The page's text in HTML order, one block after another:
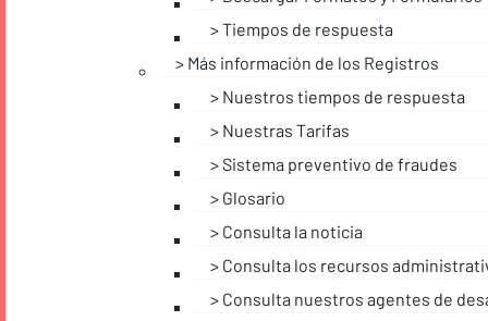
Tiempos de respuesta
Más información de los Registros
Nuestros tiempos de respuesta
Nuestras Tarifas
Sistema preventivo de fraudes
Glosario
Consulta la noticia
Consulta los recursos
Consulta nuestros agentes de